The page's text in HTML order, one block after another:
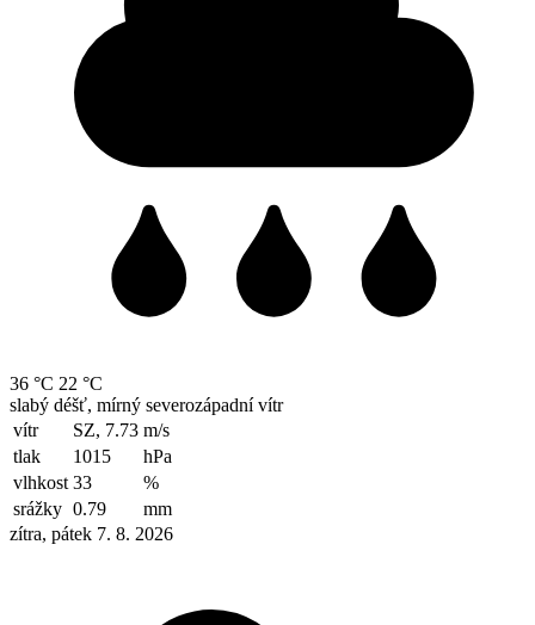
36 °C 22 °C
slabý déšť, mírný severozápadní vítr
vítr
SZ, 7.73 m/s
tlak
1015
hPa
vlhkost 33
%
srážky 0.79
mm
zítra, pátek 7. 8. 2026